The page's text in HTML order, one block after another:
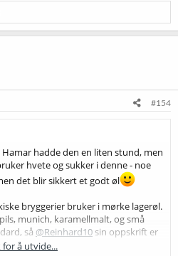
#154
hadde den en liten stund, men
hvete og sukker i denne - noe
det blir sikkert et godt øl
bryggerier bruker i mørke lagerøl.
munich, karamellmalt, og små
så @Reinhard10 sin oppskrift er
for å utvide...